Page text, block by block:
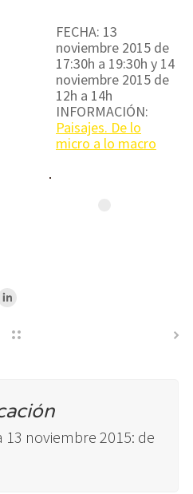
FECHA: 13
noviembre 2015 de
17:30h a 19:30h y 14
noviembre 2015 de
12h a 14h
INFORMACIÓN:
Paisajes. De lo
micro a lo macro
noviembre 2015: de